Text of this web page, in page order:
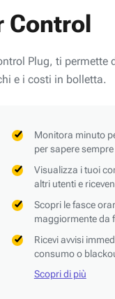
Control
Plug, ti
e i costi in bolletta.
Monitora minuto
per sapere
Visualizza i tuoi
altri utenti e
Scopri le fasce
maggiormente da
Ricevi avvisi
consumo o
Scopri di più